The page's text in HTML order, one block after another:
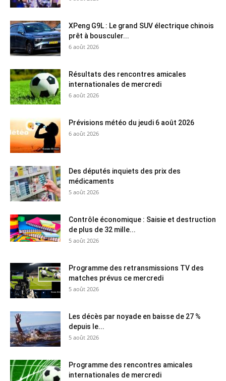
XPeng G9L : Le grand SUV électrique chinois
prêt à bousculer...
6 août 2026
Résultats des rencontres amicales
internationales de mercredi
6 août 2026
Prévisions météo du jeudi 6 août 2026
6 août 2026
Des députés inquiets des prix des
médicaments
5 août 2026
Contrôle économique : Saisie et destruction
de plus de 32 mille...
5 août 2026
Programme des retransmissions TV des
matches prévus ce mercredi
5 août 2026
Les décès par noyade en baisse de 27 %
depuis le...
5 août 2026
Programme des rencontres amicales
internationales de mercredi